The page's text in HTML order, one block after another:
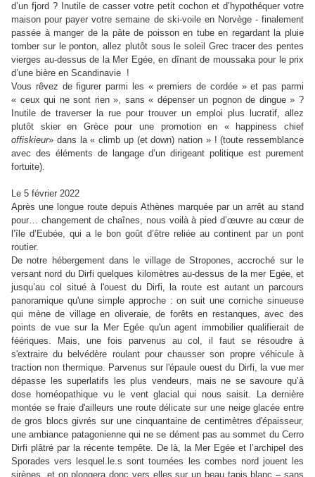
d’un fjord ? Inutile de casser votre petit cochon et d’hypothéquer votre
maison pour payer votre semaine de ski-voile en Norvège - finalement
passée à manger de la pâte de poisson en tube en regardant la pluie
tomber sur le ponton, allez plutôt sous le soleil Grec tracer des pentes
vierges au-dessus de la Mer Egée, en dînant de moussaka pour le prix
d’une bière en Scandinavie !
Vous rêvez de figurer parmi les « premiers de cordée » et pas parmi
« ceux qui ne sont rien », sans « dépenser un pognon de dingue » ?
Inutile de traverser la rue pour trouver un emploi plus lucratif, allez
plutôt skier en Grèce pour une promotion en « happiness chief
offiskieur» dans la « climb up (et down) nation » ! (toute ressemblance
avec des éléments de langage d’un dirigeant politique est purement
fortuite).
Le 5 février 2022
Après une longue route depuis Athènes marquée par un arrêt au stand
pour… changement de chaînes, nous voilà à pied d’œuvre au cœur de
l’île d’Eubée, qui a le bon goût d’être reliée au continent par un pont
routier.
De notre hébergement dans le village de Stropones, accroché sur le
versant nord du Dirfi quelques kilomètres au-dessus de la mer Egée, et
jusqu’au col situé à l'ouest du Dirfi, la route est autant un parcours
panoramique qu'une simple approche : on suit une corniche sinueuse
qui mène de village en oliveraie, de forêts en restanques, avec des
points de vue sur la Mer Egée qu'un agent immobilier qualifierait de
féériques. Mais, une fois parvenus au col, il faut se résoudre à
s'extraire du belvédère roulant pour chausser son propre véhicule à
traction non thermique. Parvenus sur l'épaule ouest du Dirfi, la vue mer
dépasse les superlatifs les plus vendeurs, mais ne se savoure qu’à
dose homéopathique vu le vent glacial qui nous saisit. La dernière
montée se fraie d'ailleurs une route délicate sur une neige glacée entre
de gros blocs givrés sur une cinquantaine de centimètres d'épaisseur,
une ambiance patagonienne qui ne se dément pas au sommet du Cerro
Dirfi plâtré par la récente tempête. De là, la Mer Egée et l’archipel des
Sporades vers lesquel.le.s sont tournées les combes nord jouent les
sirènes, et on plongera donc vers elles sur un beau tapis blanc – sans